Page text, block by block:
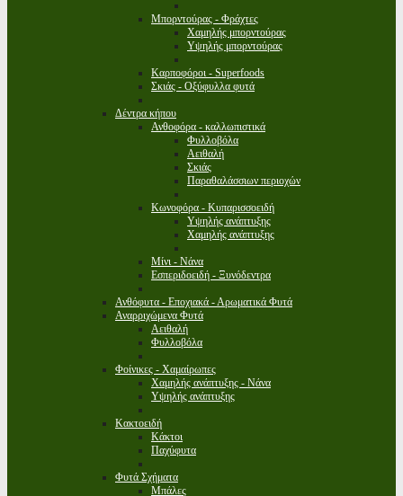
Μπορντούρας - Φράχτες
Χαμηλής μπορντούρας
Υψηλής μπορντούρας
Καρποφόροι - Superfoods
Σκιάς - Οξύφυλλα φυτά
Δέντρα κήπου
Ανθοφόρα - καλλωπιστικά
Φυλλοβόλα
Αειθαλή
Σκιάς
Παραθαλάσσιων περιοχών
Κωνοφόρα - Κυπαρισσοειδή
Υψηλής ανάπτυξης
Χαμηλής ανάπτυξης
Μίνι - Νάνα
Εσπεριδοειδή - Ξυνόδεντρα
Ανθόφυτα - Εποχιακά - Αρωματικά Φυτά
Αναρριχώμενα Φυτά
Αειθαλή
Φυλλοβόλα
Φοίνικες - Χαμαίρωπες
Χαμηλής ανάπτυξης - Νάνα
Υψηλής ανάπτυξης
Κακτοειδή
Κάκτοι
Παχύφυτα
Φυτά Σχήματα
Μπάλες